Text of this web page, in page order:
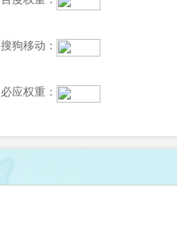
搜狗移动：
必应权重：